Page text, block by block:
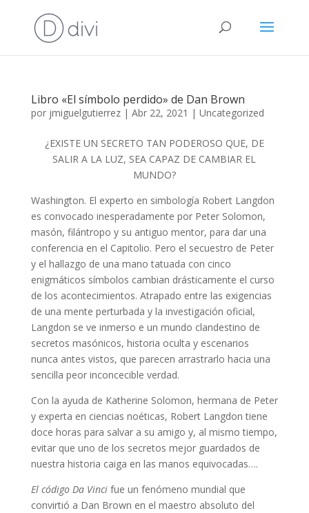
Libro «El símbolo perdido» de Dan Brown
por jmiguelgutierrez| Abr 22, 2021 | Uncategorized
¿EXISTE UN SECRETO TAN PODEROSO QUE, DE
SALIR A LA LUZ, SEA CAPAZ DE CAMBIAR EL
MUNDO?
Washington. El experto en simbología Robert Langdon
es convocado inesperadamente por Peter Solomon,
masón, filántropo y su antiguo mentor, para dar una
conferencia en el Capitolio. Pero el secuestro de Peter
y el hallazgo de una mano tatuada con cinco
enigmáticos símbolos cambian drásticamente el curso
de los acontecimientos. Atrapado entre las exigencias
de una mente perturbada y la investigación oficial,
Langdon se ve inmerso e un mundo clandestino de
secretos masónicos, historia oculta y escenarios
nunca antes vistos, que parecen arrastrarlo hacia una
sencilla peor inconcecible verdad.
Con la ayuda de Katherine Solomon, hermana de Peter
y experta en ciencias noéticas, Robert Langdon tiene
doce horas para salvar a su amigo y, al mismo tiempo,
evitar que uno de los secretos mejor guardados de
nuestra historia caiga en las manos equivocadas….
El código Da Vincifue un fenómeno mundial que
convirtió a Dan Brown en el maestro absoluto del